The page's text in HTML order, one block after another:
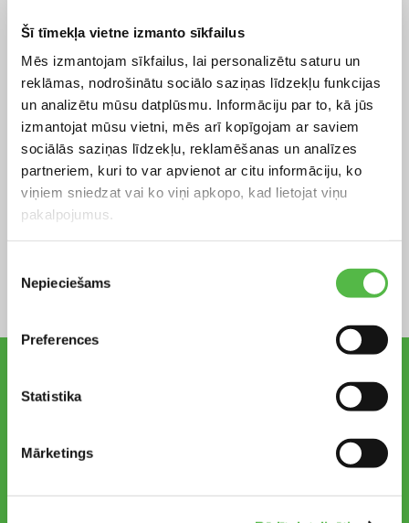
Šī tīmekļa vietne izmanto sīkfailus
Mēs izmantojam sīkfailus, lai personalizētu saturu un
reklāmas, nodrošinātu sociālo saziņas līdzekļu funkcijas
un analizētu mūsu datplūsmu. Informāciju par to, kā jūs
izmantojat mūsu vietni, mēs arī kopīgojam ar saviem
sociālās saziņas līdzekļu, reklamēšanas un analīzes
partneriem, kuri to var apvienot ar citu informāciju, ko
viņiem sniedzat vai ko viņi apkopo, kad lietojat viņu
pakalpojumus.
izvēle
Nepieciešams
Preferences
Statistika
Mārketings
pasūtījumu vai saņemt konsultāciju?